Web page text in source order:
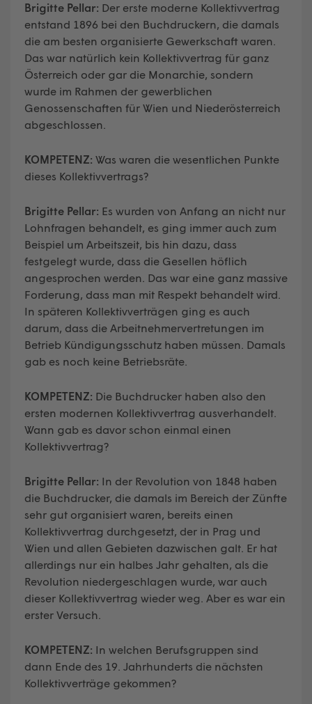
Brigitte Pellar: Der erste moderne Kollektivvertrag
entstand 1896 bei den Buchdruckern, die damals
die am besten organisierte Gewerkschaft waren.
Das war natürlich kein Kollektivvertrag für ganz
Österreich oder gar die Monarchie, sondern
wurde im Rahmen der gewerblichen
Genossenschaften für Wien und Niederösterreich
abgeschlossen.
KOMPETENZ: Was waren die wesentlichen Punkte
dieses Kollektivvertrags?
Brigitte Pellar: Es wurden von Anfang an nicht nur
Lohnfragen behandelt, es ging immer auch zum
Beispiel um Arbeitszeit, bis hin dazu, dass
festgelegt wurde, dass die Gesellen höflich
angesprochen werden. Das war eine ganz massive
Forderung, dass man mit Respekt behandelt wird.
In späteren Kollektivverträgen ging es auch
darum, dass die Arbeitnehmervertretungen im
Betrieb Kündigungsschutz haben müssen. Damals
gab es noch keine Betriebsräte.
KOMPETENZ: Die Buchdrucker haben also den
ersten modernen Kollektivvertrag ausverhandelt.
Wann gab es davor schon einmal einen
Kollektivvertrag?
Brigitte Pellar: In der Revolution von 1848 haben
die Buchdrucker, die damals im Bereich der Zünfte
sehr gut organisiert waren, bereits einen
Kollektivvertrag durchgesetzt, der in Prag und
Wien und allen Gebieten dazwischen galt. Er hat
allerdings nur ein halbes Jahr gehalten, als die
Revolution niedergeschlagen wurde, war auch
dieser Kollektivvertrag wieder weg. Aber es war ein
erster Versuch.
KOMPETENZ: In welchen Berufsgruppen sind
dann Ende des 19. Jahrhunderts die nächsten
Kollektivverträge gekommen?